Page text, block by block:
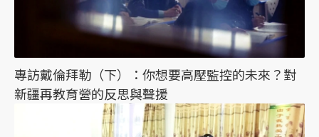
專訪戴倫拜勒（下）：你想要高壓監控的未來？對
新疆再教育營的反思與聲援